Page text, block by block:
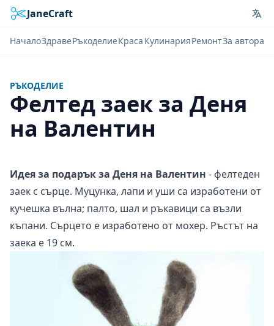
JaneCraft
НачалоЗдравеРъкоделиеКраса КулинарияРемонтЗа автора
РЪКОДЕЛИЕ
Фелтед заек за Деня
на Валентин
Идея за подарък за Деня на Валентин - фелтеден
заек с сърце. Муцунка, лапи и уши са изработени от
кучешка вълна; палто, шал и ръкавици са възли
къпани. Сърцето е изработено от мохер. Ръстът на
заека е 19 см.